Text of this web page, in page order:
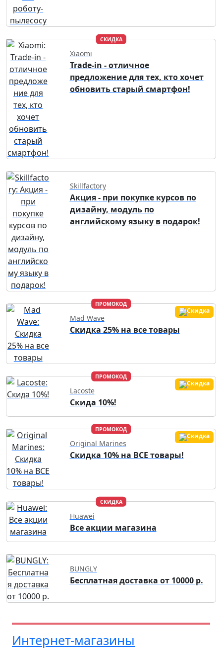
СКИДКА
Xiaomi
Trade-in - отличное
предложение для тех, кто хочет
обновить старый смартфон!
Skillfactory
Акция - при покупке курсов по
дизайну, модуль по
английскому языку в подарок!
ПРОМОКОД
Mad Wave
Скидка 25% на все товары
ПРОМОКОД
Lacoste
Скида 10%!
ПРОМОКОД
Original Marines
Скидка 10% на ВСЕ товары!
СКИДКА
Huawei
Все акции магазина
BUNGLY
Бесплатная доставка от 10000 р.
Интернет-магазины